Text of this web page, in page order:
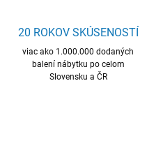
20 ROKOV SKÚSENOSTÍ
viac ako 1.000.000 dodaných
balení nábytku po celom
Slovensku a ČR